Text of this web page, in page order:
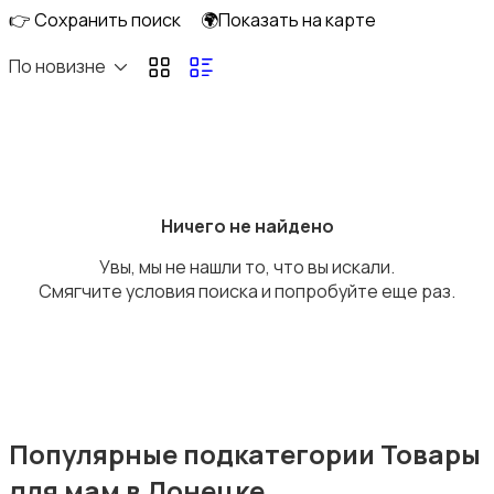
Купание
Обустройство детской
👉 Сохранить поиск
🌍Показать на карте
По новизне
Ничего не найдено
Увы, мы не нашли то, что вы искали.
Смягчите условия поиска и попробуйте еще раз.
Популярные подкатегории Товары